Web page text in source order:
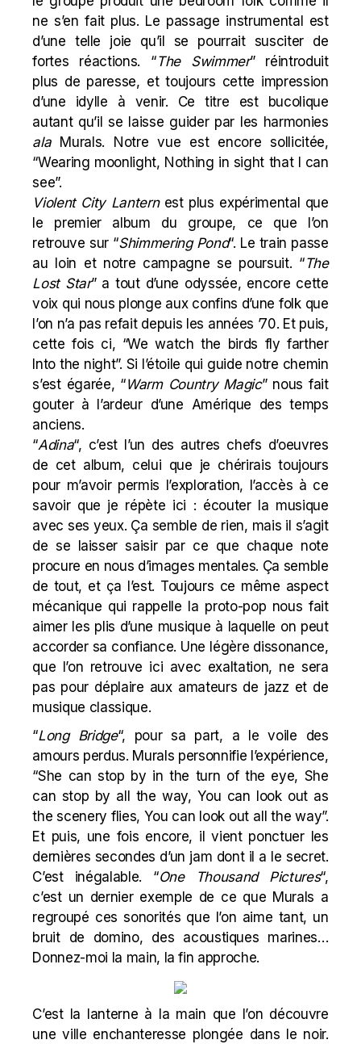
ne s’en fait plus. Le passage instrumental est
d’une telle joie qu’il se pourrait susciter de
fortes réactions. “The Swimmer” réintroduit
plus de paresse, et toujours cette impression
d’une idylle à venir. Ce titre est bucolique
autant qu’il se laisse guider par les harmonies
alaMurals. Notre vue est encore sollicitée,
“Wearing moonlight, Nothing in sight that I can
see”.
Violent City Lanternest plus expérimental que
le premier album du groupe, ce que l’on
retrouve sur “Shimmering Pond“. Le train passe
au loin et notre campagne se poursuit. “The
Lost Star” a tout d’une odyssée, encore cette
voix qui nous plonge aux confins d’une folk que
l’on n’a pas refait depuis les années ’70. Et puis,
cette fois ci, “We watch the birds fly farther
Into the night”. Si l’étoile qui guide notre chemin
s’est égarée, “Warm Country Magic” nous fait
gouter à l’ardeur d’une Amérique des temps
anciens.
“Adina“, c’est l’un des autres chefs d’oeuvres
de cet album, celui que je chérirais toujours
pour m’avoir permis l’exploration, l’accès à ce
savoir que je répète ici : écouter la musique
avec ses yeux. Ça semble de rien, mais il s’agit
de se laisser saisir par ce que chaque note
procure en nous d’images mentales. Ça semble
de tout, et ça l’est. Toujours ce même aspect
mécanique qui rappelle la proto-pop nous fait
aimer les plis d’une musique à laquelle on peut
accorder sa confiance. Une légère dissonance,
que l’on retrouve ici avec exaltation, ne sera
pas pour déplaire aux amateurs de jazz et de
musique classique.
“Long Bridge“, pour sa part, a le voile des
amours perdus. Murals personnifie l’expérience,
“She can stop by in the turn of the eye, She
can stop by all the way, You can look out as
the scenery flies, You can look out all the way”.
Et puis, une fois encore, il vient ponctuer les
dernières secondes d’un jam dont il a le secret.
C’est inégalable. “One Thousand Pictures“,
c’est un dernier exemple de ce que Murals a
regroupé ces sonorités que l’on aime tant, un
bruit de domino, des acoustiques marines…
Donnez-moi la main, la fin approche.
C’est la lanterne à la main que l’on découvre
une ville enchanteresse plongée dans le noir.